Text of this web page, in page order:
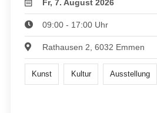
Fr, 7. August 2026
09:00 - 17:00 Uhr
Rathausen 2, 6032 Emmen
Kunst Kultur Ausstellung